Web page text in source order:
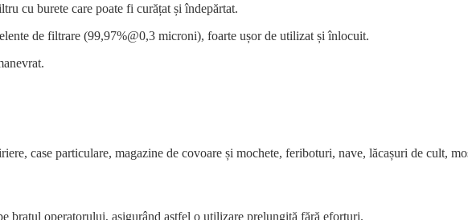
cu burete care poate fi curățat și îndepărtat.
de filtrare (99,97%@0,3 microni), foarte ușor de utilizat și înlocuit.
case particulare, magazine de covoare și mochete, feriboturi, nave, lăcașuri de cult,
brațul operatorului, asigurând astfel o utilizare prelungită fără eforturi.